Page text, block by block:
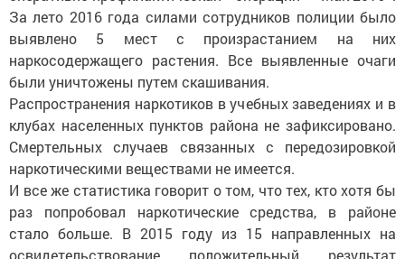
За лето 2016 года силами сотрудников полиции было
выявлено 5 мест с произрастанием на них
наркосодержащего растения. Все выявленные очаги
были уничтожены путем скашивания.
Распространения наркотиков в учебных заведениях и в
клубах населенных пунктов района не зафиксировано.
Смертельных случаев связанных с передозировкой
наркотическими веществами не имеется.
И все же статистика говорит о том, что тех, кто хотя бы
раз попробовал наркотические средства, в районе
стало больше. В 2015 году из 15 направленных на
освидетельствование положительный результат